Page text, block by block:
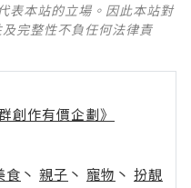
表本站的立場。因此本站對
完整性不負任何法律責
創作有價企劃》
食 丶 親子 丶 寵物 丶 扮靚